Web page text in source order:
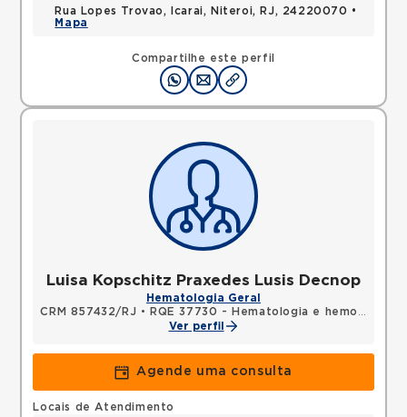
Compartilhe este perfil
Rua Lopes Trovao, Icarai, Niteroi, RJ, 24220070 •
Mapa
Luisa Kopschitz Praxedes Lusis Decnop
Hematologia Geral
CRM 857432/RJ • RQE 37730 - Hematologia e hemoterapia
Ver perfil
Agende uma consulta
Locais de Atendimento